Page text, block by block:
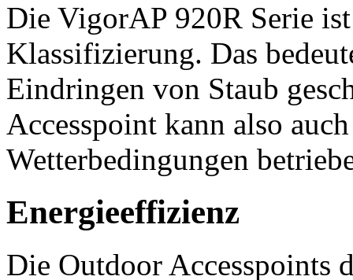
Die VigorAP 920R Serie
Klassifizierung. Das
Eindringen von Staub
Accesspoint kann also
Wetterbedingungen
Energieeffizienz
Die Outdoor Accesspoints